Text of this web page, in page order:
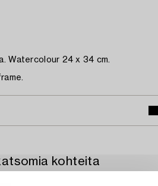
Watercolour 24 x 34 cm.
kohteita